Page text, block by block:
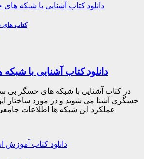
کتاب های
دانلود کتاب آشنایی با
در کتاب آشنایی با شبکه های حسگر بی
حسگری آشنا می شوید و در مورد ساختار
عملکرد این شبکه ها اطلاعات